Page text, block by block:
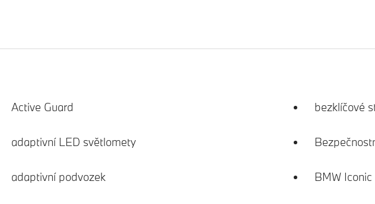
Active Guard
adaptivní LED světlomety
adaptivní podvozek
bezklíčové
BMW